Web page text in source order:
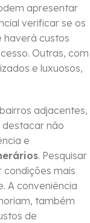
apresentar
verificar se os
haverá custos
Outras, com
e luxuosos,
adjacentes,
destacar não
e
. Pesquisar
mais
A conveniência
também
de